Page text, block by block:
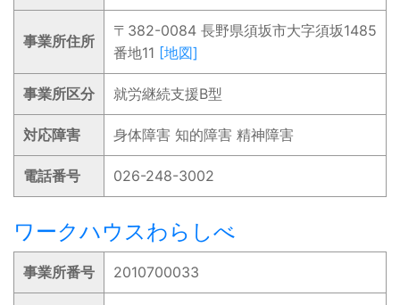
事業所住所
〒382-0084 長野県須坂市大字須坂1485
番地11 [地図]
事業所区分 就労継続支援B型
対応障害 身体障害 知的障害 精神障害
電話番号 026-248-3002
ワークハウスわらしべ
事業所番号 2010700033